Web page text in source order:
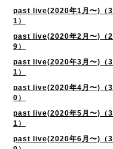
past live(2020年1月〜)（3
1）
past live(2020年2月〜)（2
9）
past live(2020年3月〜)（3
1）
past live(2020年4月〜)（3
0）
past live(2020年5月〜)（3
1）
past live(2020年6月〜)（3